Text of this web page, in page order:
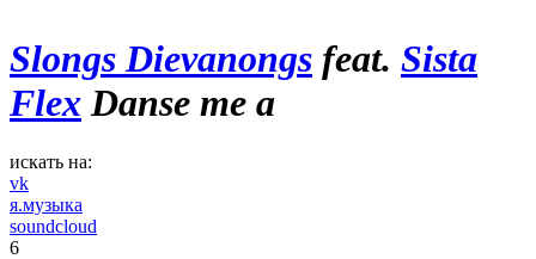
Slongs Dievanongs feat. Sista
Flex Danse me a
искать на:
vk
я.музыка
soundcloud
6